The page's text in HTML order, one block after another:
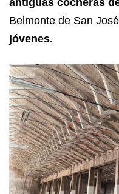
antiguas cocheras
Belmonte de San José
jóvenes.